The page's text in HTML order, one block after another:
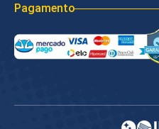
Pagamento